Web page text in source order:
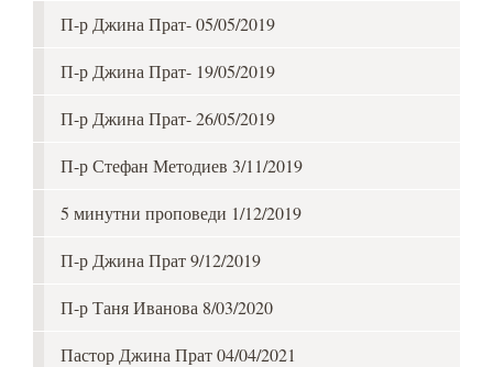
П-р Джина Прат- 05/05/2019
П-р Джина Прат- 19/05/2019
П-р Джина Прат- 26/05/2019
П-р Стефан Методиев 3/11/2019
5 минутни проповеди 1/12/2019
П-р Джина Прат 9/12/2019
П-р Таня Иванова 8/03/2020
Пастор Джина Прат 04/04/2021